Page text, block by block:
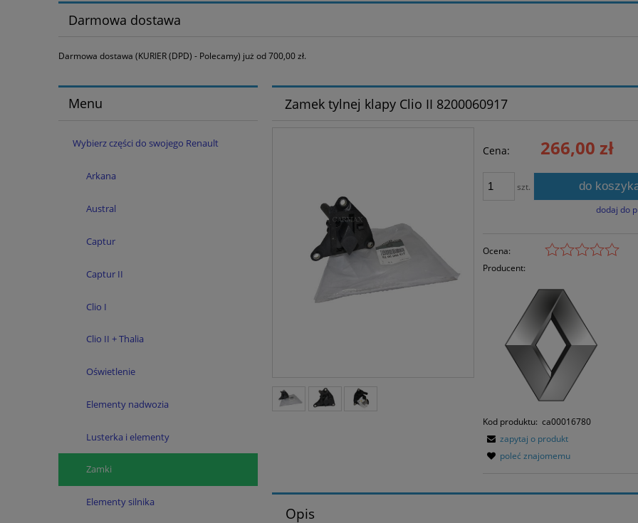
Darmowa dostawa
Darmowa dostawa (KURIER (DPD) - Polecamy) już od 700,00 zł.
Menu
Wybierz części do swojego Renault
Arkana
Austral
Captur
Captur II
Clio I
Clio II + Thalia
Oświetlenie
Elementy nadwozia
Lusterka i elementy
Zamki
Elementy silnika
Zamek tylnej klapy Clio II 8200060917
Cena: 266,00 zł
szt. do
dodaj do
Ocena:
Producent:
Kod produktu: ca00016780
zapytaj o produkt
poleć znajomemu
Opis